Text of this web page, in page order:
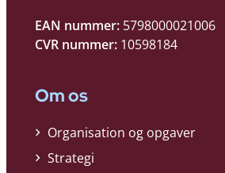
EAN nummer: 5798000021006
CVR nummer: 10598184
Om os
Organisation og opgaver
Strategi